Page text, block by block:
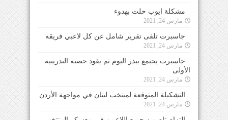
مشكلة ايوب حلت بهدوء
مارس 24, 2021
جاسبرت تلقى تقرير شامل عن كل لاعبي فريقه
مارس 24, 2021
جاسبرت يجتمع ببدر اليوم ثم يقود حصته التدريبية
الأولى
مارس 24, 2021
التشكيلة المتوقعة لمنتخب لبنان في مواجهة الأردن
مارس 24, 2021